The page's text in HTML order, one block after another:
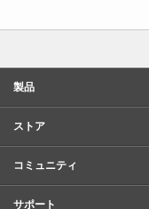
製品
ストア
コミュニティ
サポート